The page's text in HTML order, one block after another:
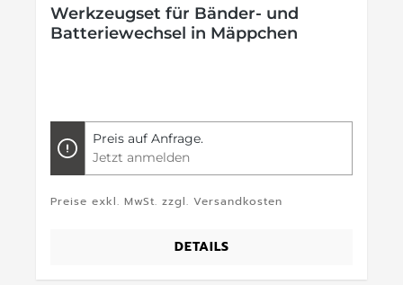
Werkzeugset für Bänder- und
Batteriewechsel in Mäppchen
Preis auf Anfrage.
Jetzt anmelden
Preise exkl. MwSt. zzgl. Versandkosten
DETAILS